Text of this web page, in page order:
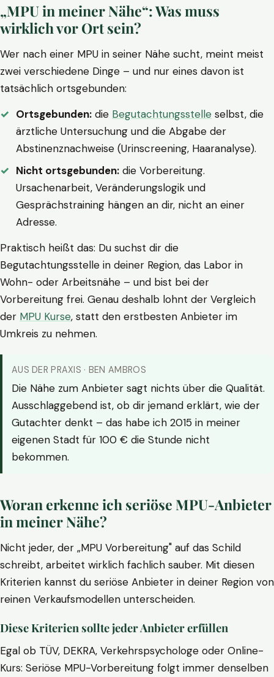
„MPU in meiner Nähe“: Was muss
wirklich vor Ort sein?
Wer nach einer MPU in seiner Nähe sucht, meint meist
zwei verschiedene Dinge – und nur eines davon ist
tatsächlich ortsgebunden:
Ortsgebunden: die Begutachtungsstelle selbst, die
ärztliche Untersuchung und die Abgabe der
Abstinenznachweise (Urinscreening, Haaranalyse).
Nicht ortsgebunden: die Vorbereitung.
Ursachenarbeit, Veränderungslogik und
Gesprächstraining hängen an dir, nicht an einer
Adresse.
Praktisch heißt das: Du suchst dir die
Begutachtungsstelle in deiner Region, das Labor in
Wohn- oder Arbeitsnähe – und bist bei der
Vorbereitung frei. Genau deshalb lohnt der Vergleich
der MPU Kurse, statt den erstbesten Anbieter im
Umkreis zu nehmen.
AUS DER PRAXIS · BEN AMBROS
Die Nähe zum Anbieter sagt nichts über die Qualität.
Ausschlaggebend ist, ob dir jemand erklärt, wie der
Gutachter denkt – das habe ich 2015 in meiner
eigenen Stadt für 100 € die Stunde nicht
bekommen.
Woran erkenne ich seriöse MPU-Anbieter
in meiner Nähe?
Nicht jeder, der „MPU Vorbereitung" auf das Schild
schreibt, arbeitet wirklich fachlich sauber. Mit diesen
Kriterien kannst du seriöse Anbieter in deiner Region von
reinen Verkaufsmodellen unterscheiden.
Diese Kriterien sollte jeder Anbieter erfüllen
Egal ob TÜV, DEKRA, Verkehrspsychologe oder Online-
Kurs: Seriöse MPU-Vorbereitung folgt immer denselben